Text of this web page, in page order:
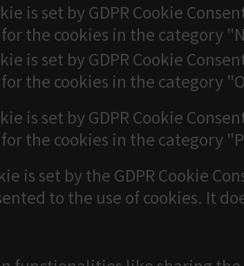
is set by GDPR Cookie
the cookies in the category
is set by GDPR Cookie
the cookies in the category
is set by GDPR Cookie
the cookies in the category
is set by the GDPR Cookie
to the use of cookies. It